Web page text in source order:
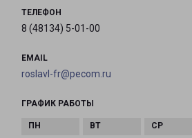
ТЕЛЕФОН
8 (48134) 5-01-00
EMAIL
roslavl-fr@pecom.ru
ГРАФИК РАБОТЫ